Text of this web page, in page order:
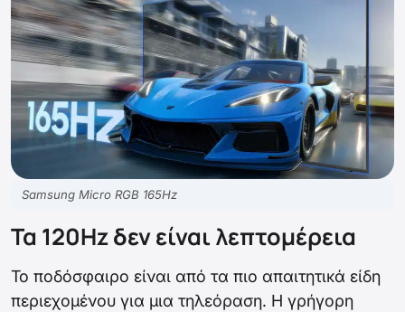
Samsung Micro RGB 165Hz
Τα 120Hz δεν είναι λεπτομέρεια
Το ποδόσφαιρο είναι από τα πιο απαιτητικά είδη
περιεχομένου για μια τηλεόραση. Η γρήγορη